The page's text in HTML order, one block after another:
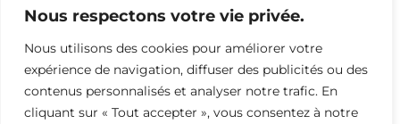
Nous respectons votre vie privée.
Nous utilisons des cookies pour améliorer votre
expérience de navigation, diffuser des publicités ou des
contenus personnalisés et analyser notre trafic. En
cliquant sur « Tout accepter », vous consentez à notre
ACTUALITÉS
ADHESION